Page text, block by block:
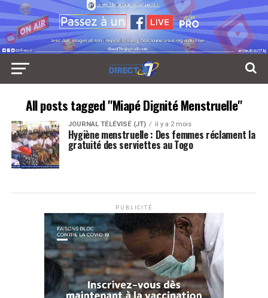
All posts tagged "Miapé Dignité Menstruelle"
JOURNAL TÉLÉVISÉ (JT) il y a 2 mois
Hygiène menstruelle : Des femmes réclament la
gratuité des serviettes au Togo
PUBLICITÉ